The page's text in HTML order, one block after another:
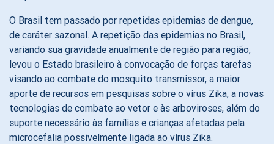
O Brasil tem passado por repetidas epidemias de dengue,
de caráter sazonal. A repetição das epidemias no Brasil,
variando sua gravidade anualmente de região para região,
levou o Estado brasileiro à convocação de forças tarefas
visando ao combate do mosquito transmissor, a maior
aporte de recursos em pesquisas sobre o vírus Zika, a novas
tecnologias de combate ao vetor e às arboviroses, além do
suporte necessário às famílias e crianças afetadas pela
microcefalia possivelmente ligada ao vírus Zika.